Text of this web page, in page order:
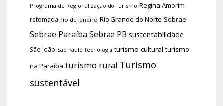
Programa de Regionalização do Turismo Regina Amorim
retomada rio de janeiro Rio Grande do Norte Sebrae
Sebrae Paraíba Sebrae PB sustentabilidade
São João São Paulo tecnologia turismo cultural turismo
na Paraíba turismo rural Turismo
sustentável